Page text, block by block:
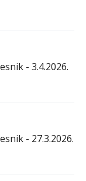
- 3.4.2026.
- 27.3.2026.